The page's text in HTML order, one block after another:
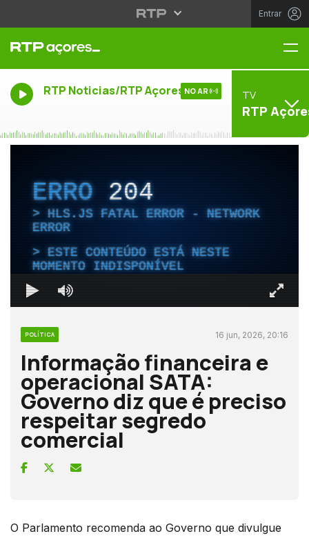
Entrar
RTP Noticias/RTP Açores NO AR TV
RTP
ERRO204
HLS.JS FATAL ERROR - NETWORK
ERROR
ESTE CONTEÚDO ESTÁ NESTE
MOMENTO INDISPONÍVEL
POLÍTICA 16 jun, 2026, 20:16
Informação financeira e
operacional SATA:
Governo diz que é preciso
respeitar segredo
comercial
O Parlamento recomenda ao Governo que divulgue